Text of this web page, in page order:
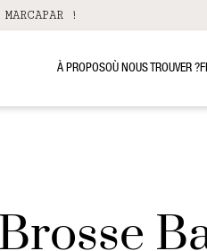
!
À PROPOSOÙ NOUS TROUVER ?
Brosse